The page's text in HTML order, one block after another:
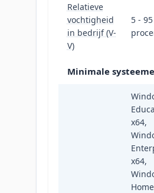
Relatieve
vochtigheid
in bedrijf (V-
V)
5 - 95
Minimale
x64,
x64,